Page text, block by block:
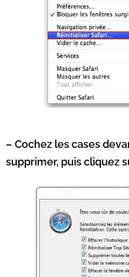
– Cochez les cases
supprimer, puis cliquez